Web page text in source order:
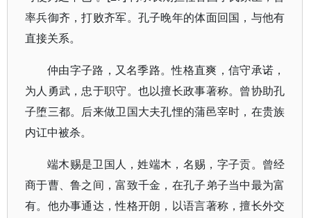
率兵御齐，打败齐军。孔子晚年的体面回国，与他有
直接关系。
仲由字子路，又名季路。性格直爽，信守承诺，
为人勇武，忠于职守。也以擅长政事著称。曾协助孔
子堕三都。后来做卫国大夫孔悝的蒲邑宰时，在贵族
内讧中被杀。
端木赐是卫国人，姓端木，名赐，字子贡。曾经
商于曹、鲁之间，富致千金，在孔子弟子当中最为富
有。他办事通达，性格开朗，以语言著称，擅长外交